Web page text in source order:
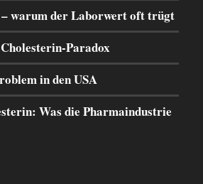
warum der Laborwert oft trügt
Paradox
in den USA
Was die Pharmaindustrie